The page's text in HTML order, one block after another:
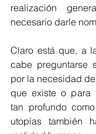
realización
necesario darle
Claro está que, a
cabe preguntarse
por la necesidad
que existe o para
tan profundo
utopías también